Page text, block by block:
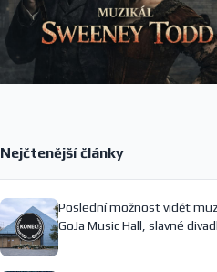
Nejčtenější články
Poslední možnost vidět
GoJa Music Hall, slavné